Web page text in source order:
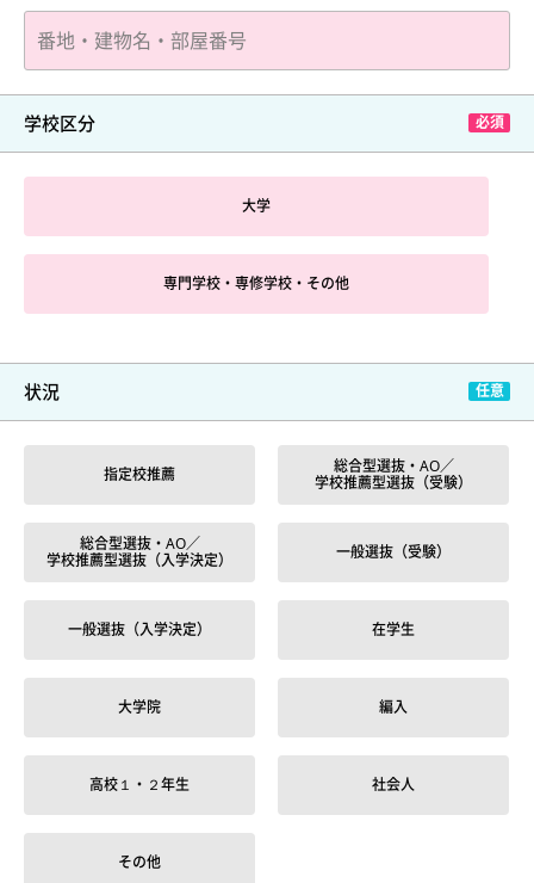
学校区分
大学
専門学校・専修学校・その他
状況
指定校推薦
総合型選抜・AO／
学校推薦型選抜（受験）
総合型選抜・AO／
学校推薦型選抜（入学決定）
一般選抜（受験）
一般選抜（入学決定） 在学生
大学院 編入
高校１・２年生 社会人
その他